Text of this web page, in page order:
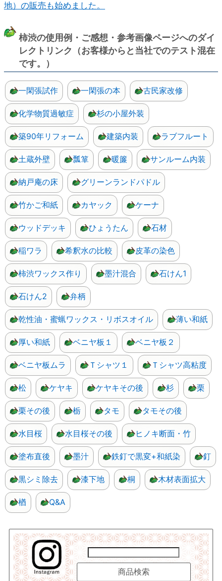
地）の販売も始めました。
柿渋の使用例・ご感想・参考画像ページへのダイ
レクトリンク（お客様からと当社でのテスト混在
です。）
一閑張試作 一閑張の本 古民家改修
化学物質過敏症 杉の小屋外装
築90年リフォーム 建築内装 ラブフルート
土蔵外壁 瓢箪 暖簾 サンルーム内装
納戸庵の床 グリーンランドパドル
竹かご和紙 カヤック ケーナ
ウッドデッキ ひょうたん 石材
稲ワラ 希釈水の比較 皮革の染色
柿渋ワックス作り 墨汁混合 石けん1
石けん2 弁柄
乾性油・蜜蝋ワックス・リボスオイル 薄い和紙
厚い和紙 ベニヤ板１ ベニヤ板２
ベニヤ板ムラ Ｔシャツ１ Ｔシャツ高粘度
松 ケヤキ ケヤキその後 杉 栗
栗その後 栃 タモ タモその後
水目桜 水目桜その後 ヒノキ断面・竹
塗布直後 墨汁 鉄釘で黒変+和紙染 釘
黒シミ除去 漆下地 桐 木材表面拡大
楢 Q&A